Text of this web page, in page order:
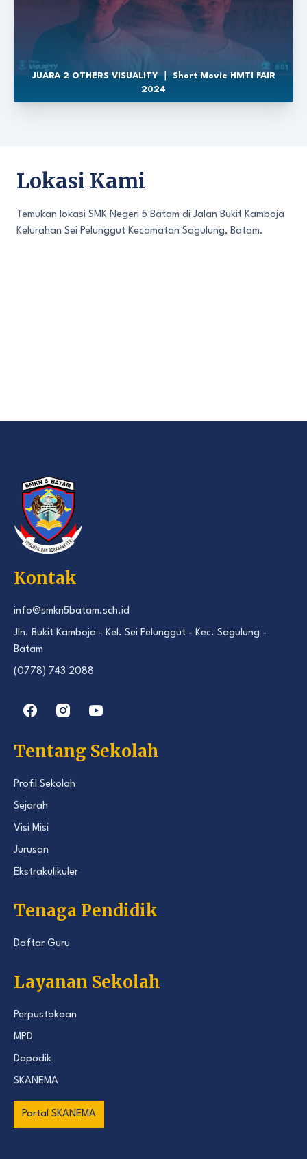
JUARA 2 OTHERS VISUALITY ｜ Short Movie HMTI FAIR
2024
Lokasi Kami
Temukan lokasi SMK Negeri 5 Batam di Jalan Bukit Kamboja
Kelurahan Sei Pelunggut Kecamatan Sagulung, Batam.
Kontak
info@smkn5batam.sch.id
Jln. Bukit Kamboja - Kel. Sei Pelunggut - Kec. Sagulung -
Batam
(0778) 743 2088
Tentang Sekolah
Profil Sekolah
Sejarah
Visi Misi
Jurusan
Ekstrakulikuler
Tenaga Pendidik
Daftar Guru
Layanan Sekolah
Perpustakaan
MPD
Dapodik
SKANEMA
Portal SKANEMA